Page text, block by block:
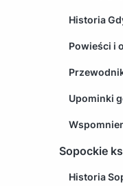
Historia
Powieści i
Upominki
Sopockie
Historia